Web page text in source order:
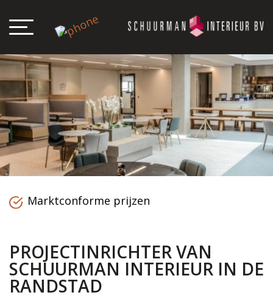
Marktconforme prijzen
PROJECTINRICHTER VAN
SCHUURMAN INTERIEUR IN DE
RANDSTAD